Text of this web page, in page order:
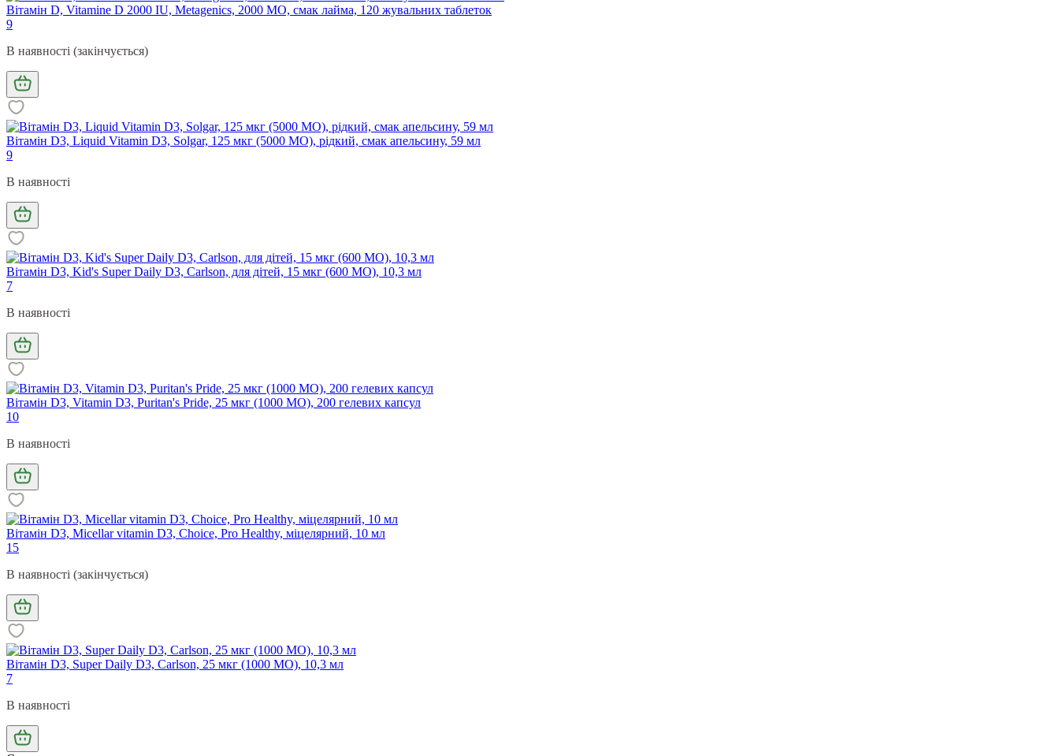
Вітамін D, Vitamine D 2000 IU, Metagenics, 2000 МО, смак лайма, 120 жувальних таблеток
9
В наявності (закінчується)
Вітамін D3, Liquid Vitamin D3, Solgar, 125 мкг (5000 МО), рідкий, смак апельсину, 59 мл
9
В наявності
Вітамін D3, Kid's Super Daily D3, Carlson, для дітей, 15 мкг (600 МО), 10,3 мл
7
В наявності
Вітамін D3, Vitamin D3, Puritan's Pride, 25 мкг (1000 МО), 200 гелевих капсул
10
В наявності
Вітамін D3, Micellar vitamin D3, Choice, Pro Healthy, міцелярний, 10 мл
15
В наявності (закінчується)
Вітамін D3, Super Daily D3, Carlson, 25 мкг (1000 МО), 10,3 мл
7
В наявності